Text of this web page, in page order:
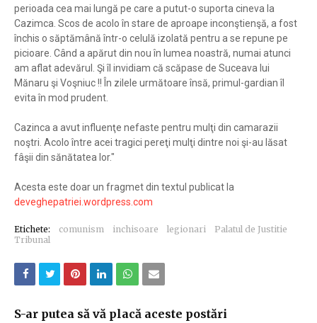
perioada cea mai lungă pe care a putut-o suporta cineva la
Cazimca. Scos de acolo în stare de aproape inconştienşă, a fost
închis o săptămână într-o celulă izolată pentru a se repune pe
picioare. Când a apărut din nou în lumea noastră, numai atunci
am aflat adevărul. Şi îl invidiam că scăpase de Suceava lui
Mănaru şi Voşniuc !! În zilele următoare însă, primul-gardian îl
evita în mod prudent.
Cazinca a avut influenţe nefaste pentru mulţi din camarazii
noştri. Acolo între acei tragici pereţi mulţi dintre noi şi-au lăsat
fâşii din sănătatea lor."
Acesta este doar un fragmet din textul publicat la
deveghepatriei.wordpress.com
Etichete: comunism inchisoare legionari
Palatul de Justitie
Tribunal
S-ar putea să vă placă aceste postări